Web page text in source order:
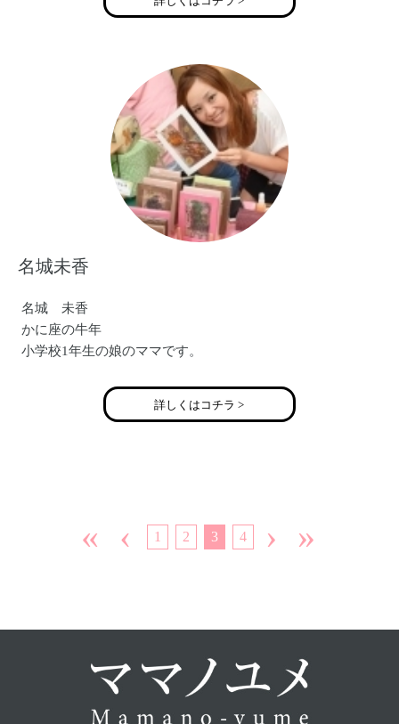
名城未香
名城 未香
かに座の牛年
小学校1年生の娘のママです。
詳しくはコチラ >
« ‹ 1 2 3 4 › »